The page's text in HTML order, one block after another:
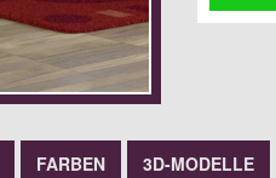
FARBEN 3D-MODELLE